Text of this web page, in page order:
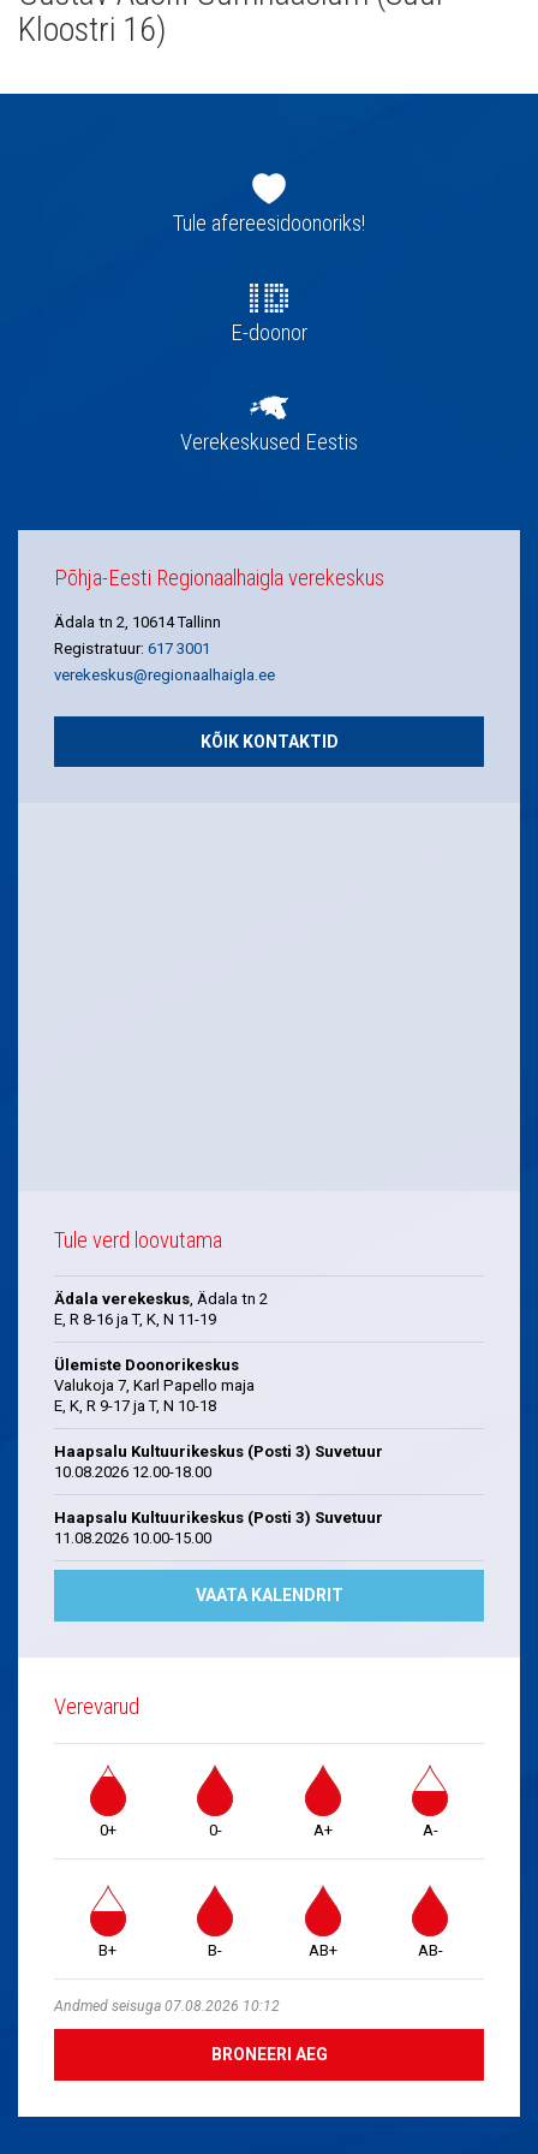
Kloostri 16)
navigatsioonTule afereesidoonoriks!
E-doonor
Verekeskused Eestis
Põhja-Eesti Regionaalhaigla verekeskus
Ädala tn 2, 10614 Tallinn
Registratuur: 617 3001
verekeskus@regionaalhaigla.ee
KÕIK KONTAKTID
Tule verd loovutama
Ädala verekeskus, Ädala tn 2
E, R 8-16 ja T, K, N 11-19
Ülemiste Doonorikeskus
Valukoja 7, Karl Papello maja
E, K, R 9-17 ja T, N 10-18
Haapsalu Kultuurikeskus (Posti 3) Suvetuur
10.08.2026 12.00-18.00
Haapsalu Kultuurikeskus (Posti 3) Suvetuur
11.08.2026 10.00-15.00
VAATA KALENDRIT
Verevarud
0+ 0- A+ A-
B+ B- AB+ AB-
Andmed seisuga 07.08.2026 10:12
BRONEERI AEG